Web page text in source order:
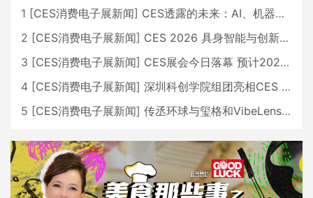
1 [CES消费电子展新闻] CES透露的未来：AI、机器人与智能生活大爆发
2 [CES消费电子展新闻] CES 2026 具身智能与创新领域 中国公司大放异彩
3 [CES消费电子展新闻] CES展会今日落幕 预计2026行业收入将超五千亿美元
4 [CES消费电子展新闻] 深圳科创学院组团亮相CES 广受好评
5 [CES消费电子展新闻] 传丞环球与玺格和VibeLens共同推出全新耳机